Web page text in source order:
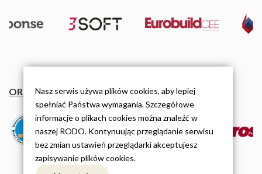
ORGANIZACJE
Nasz serwis używa plików cookies, aby lepiej
spełniać Państwa wymagania. Szczegółowe
informacje o plikach cookies można znaleźć w
naszej RODO. Kontynuując przeglądanie serwisu
bez zmian ustawień przeglądarki akceptujesz
zapisywanie plików cookies.